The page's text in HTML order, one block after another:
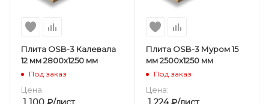
Плита OSB-3 Калевала
12 мм 2800х1250 мм
Под заказ
Цена:
Плита OSB-3 Муром 15
мм 2500х1250 мм
Под заказ
Цена: